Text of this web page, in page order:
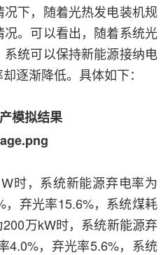
下，随着光热发电装机规
。可以看出，随着系统光
统可以保持新能源接纳电
逐渐降低。具体如下：
模拟结果
时，系统新能源弃电率为
，弃光率15.6%，系统煤耗
万kW时，系统新能源弃
4.0%，弃光率5.6%，系统